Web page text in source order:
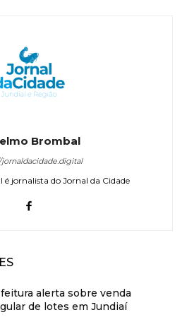
Brombal
jornaldacidade.digital
jornalista do Jornal da Cidade
alerta sobre venda
de lotes em Jundiaí